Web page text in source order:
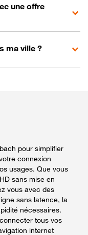
une offre
ma ville ?
pour simplifier
connexion
usages. Que vous
sans mise en
vous avec des
sans latence, la
nécessaires.
tous vos
internet